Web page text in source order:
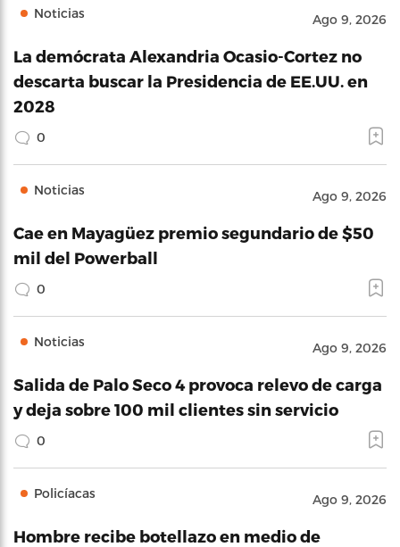
Noticias Ago 9, 2026
La demócrata Alexandria Ocasio-Cortez no
descarta buscar la Presidencia de EE.UU. en
2028
0
Noticias Ago 9, 2026
Cae en Mayagüez premio segundario de $50
mil del Powerball
0
Noticias Ago 9, 2026
Salida de Palo Seco 4 provoca relevo de carga
y deja sobre 100 mil clientes sin servicio
0
Policíacas Ago 9, 2026
Hombre recibe botellazo en medio de